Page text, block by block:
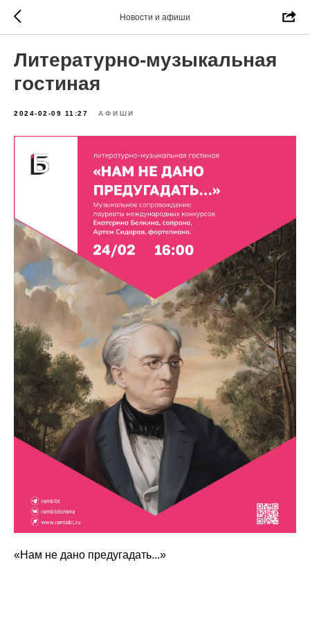
Новости и афиши
Литературно-музыкальная
гостиная
2024-02-09 11:27 АФИШИ
«Нам не дано предугадать...»